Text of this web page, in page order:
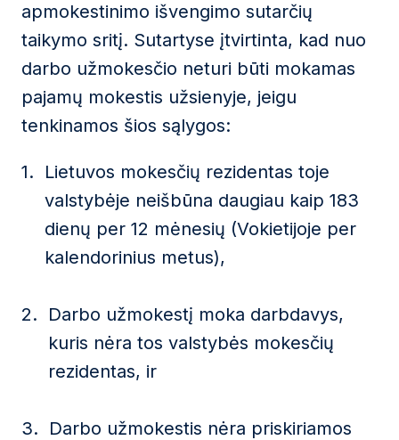
apmokestinimo išvengimo sutarčių
taikymo sritį. Sutartyse įtvirtinta, kad nuo
darbo užmokesčio neturi būti mokamas
pajamų mokestis užsienyje, jeigu
tenkinamos šios sąlygos:
Lietuvos mokesčių rezidentas toje
valstybėje neišbūna daugiau kaip 183
dienų per 12 mėnesių (Vokietijoje per
kalendorinius metus),
Darbo užmokestį moka darbdavys,
kuris nėra tos valstybės mokesčių
rezidentas, ir
Darbo užmokestis nėra priskiriamos